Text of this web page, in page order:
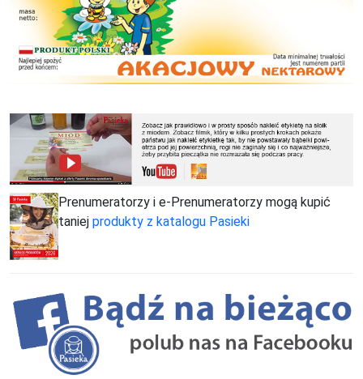
Prenumeratorzy i e-Prenumeratorzy mogą kupić
taniejprodukty z katalogu Pasieki